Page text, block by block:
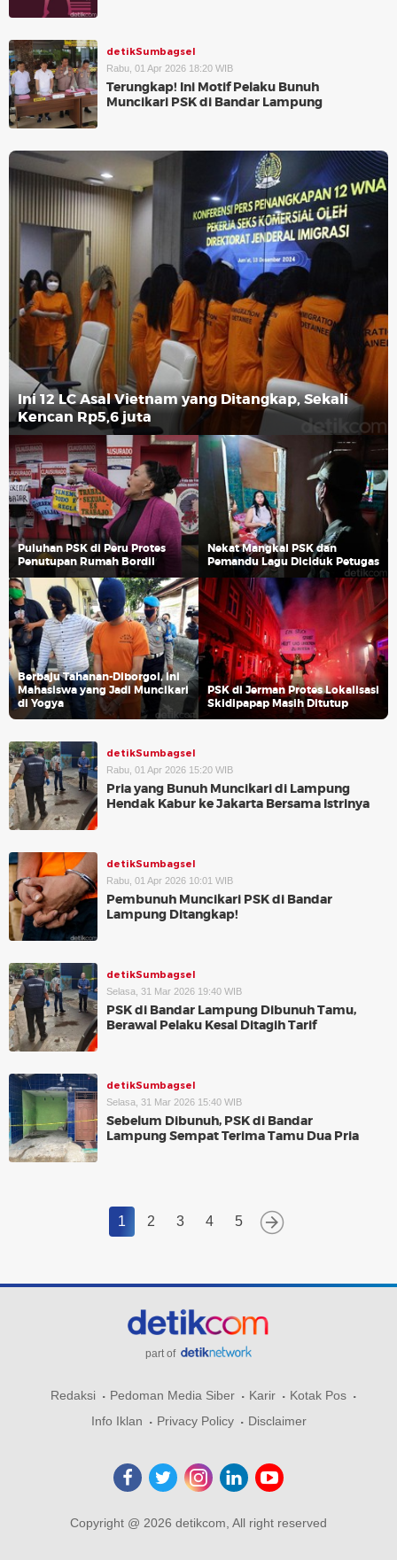
detikSumbagsel
Rabu, 01 Apr 2026 18:20 WIB
Terungkap! Ini Motif Pelaku Bunuh
Muncikari PSK di Bandar Lampung
Ini 12 LC Asal Vietnam yang Ditangkap, Sekali
Kencan Rp5,6 juta
Puluhan PSK di Peru Protes
Penutupan Rumah Bordil
Nekat Mangkal PSK dan
Pemandu Lagu Diciduk Petugas
Berbaju Tahanan-Diborgol, Ini
Mahasiswa yang Jadi Muncikari
di Yogya
PSK di Jerman Protes Lokalisasi
Skidipapap Masih Ditutup
detikSumbagsel
Rabu, 01 Apr 2026 15:20 WIB
Pria yang Bunuh Muncikari di Lampung
Hendak Kabur ke Jakarta Bersama Istrinya
detikSumbagsel
Rabu, 01 Apr 2026 10:01 WIB
Pembunuh Muncikari PSK di Bandar
Lampung Ditangkap!
detikSumbagsel
Selasa, 31 Mar 2026 19:40 WIB
PSK di Bandar Lampung Dibunuh Tamu,
Berawal Pelaku Kesal Ditagih Tarif
detikSumbagsel
Selasa, 31 Mar 2026 15:40 WIB
Sebelum Dibunuh, PSK di Bandar
Lampung Sempat Terima Tamu Dua Pria
1 2 3 4 5
part of
Redaksi Pedoman Media Siber Karir
Kotak Pos
Info Iklan
Privacy Policy Disclaimer
Copyright @ 2026 detikcom, All right reserved